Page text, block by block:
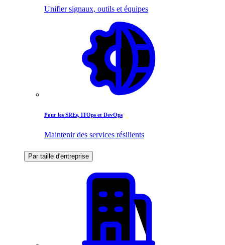
Unifier signaux, outils et équipes
Pour les SREs, ITOps et DevOps
Maintenir des services résilients
Par taille d'entreprise